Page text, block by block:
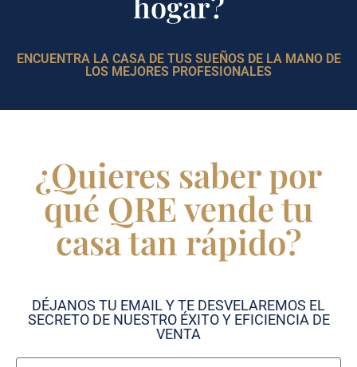
ENCUENTRA LA CASA DE TUS SUEÑOS DE LA MANO DE
LOS MEJORES PROFESIONALES
¿Quieres saber por
qué QRE vende tu
casa tan rápido?
DÉJANOS TU EMAIL Y TE DESVELAREMOS EL
SECRETO DE NUESTRO ÉXITO Y EFICIENCIA DE
VENTA